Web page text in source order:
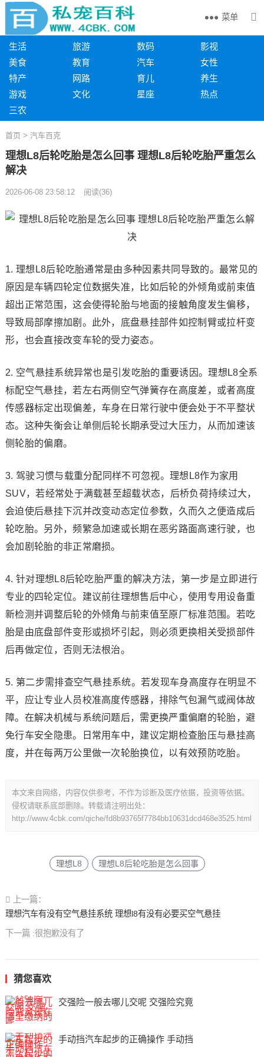
菜单
生活 旅游 数码
影视
美食
教育 汽车
女性
特产
网路 育儿
养生
游戏
文化 星座
热点
三农
首页 > 汽车百克
理想L8后轮吃胎是怎么回事 理想L8后轮吃胎严重怎么
解决
2026-06-08 23:58:12 阅读(36)
1. 理想L8后轮吃胎通常是由多种因素共同导致的。最常见的
原因是车辆四轮定位数据失准，比如后轮的外倾角或前束值
超出正常范围，这会使得轮胎与地面的接触角度发生偏移，
导致局部摩擦加剧。此外，底盘悬挂部件如控制臂或拉杆变
形，也会直接改变车轮的受力姿态。
2. 空气悬挂系统异常也是引发吃胎的重要诱因。理想L8全系
标配空气悬挂，若左右两侧空气弹簧存在高度差，或者高度
传感器标定出现偏差，车身在日常行驶中便会处于不平整状
态。这种失衡会让单侧后轮长期承受过大压力，从而加速该
侧轮胎的偏磨。
3. 驾驶习惯与载重分配同样不可忽视。理想L8作为家用
SUV，若经常处于满载甚至超载状态，后桥负荷持续过大，
会迫使后悬挂下沉并改变动态定位参数，久而久之便造成后
轮吃胎。另外，频繁急加速或长期在恶劣路面高速行驶，也
会加剧轮胎的非正常磨损。
4. 针对理想L8后轮吃胎严重的解决方法，第一步是立即进行
专业的四轮定位。建议前往理想售后中心，使用专用设备重
新检测并调整后轮的外倾角与前束值至原厂标准范围。若吃
胎是由底盘部件变形或损坏引起，则必须更换相关受损部件
后再做定位，否则无法根治。
5. 第二步需排查空气悬挂系统。若发现车身高度存在明显不
平，应让专业人员校准高度传感器，排除气包漏气或阀体故
障。在解决机械与系统问题后，需更换严重偏磨的轮胎，避
免行车安全隐患。日常用车中，建议定期检查胎压与悬挂高
度，并在每两万公里做一次轮胎换位，以有效预防吃胎。
本文来自网络，内容仅供参考，不作为诊断及医疗依据，投资等依据。
侵权请联系底部删除。转载请注明出处：
http://www.4cbk.com/qiche/fd8b93765f7784bb10631dcd468e3525.html
理想L8 理想L8后轮吃胎是怎么回事
上一篇：
理想汽车有没有空气悬挂系统 理想l8有没有必要买空气悬挂
下一篇 :很抱歉没有了
猜您喜欢
交强险一般去哪儿交呢 交强险究竟
手动挡汽车起步的正确操作 手动挡